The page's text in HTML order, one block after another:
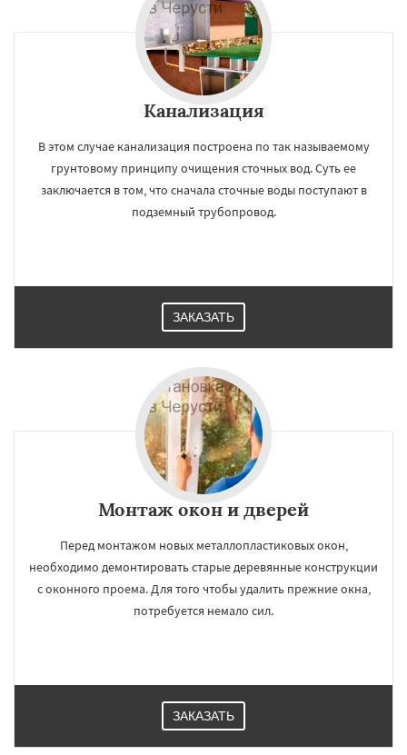
Канализация
В этом случае канализация построена по так называемому
грунтовому принципу очищения сточных вод. Суть ее
заключается в том, что сначала сточные воды поступают в
подземный трубопровод.
ЗАКАЗАТЬ
Монтаж окон и дверей
Перед монтажом новых металлопластиковых окон,
необходимо демонтировать старые деревянные конструкции
с оконного проема. Для того чтобы удалить прежние окна,
потребуется немало сил.
ЗАКАЗАТЬ